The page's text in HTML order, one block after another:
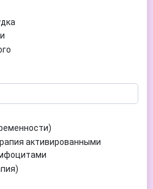
активированными